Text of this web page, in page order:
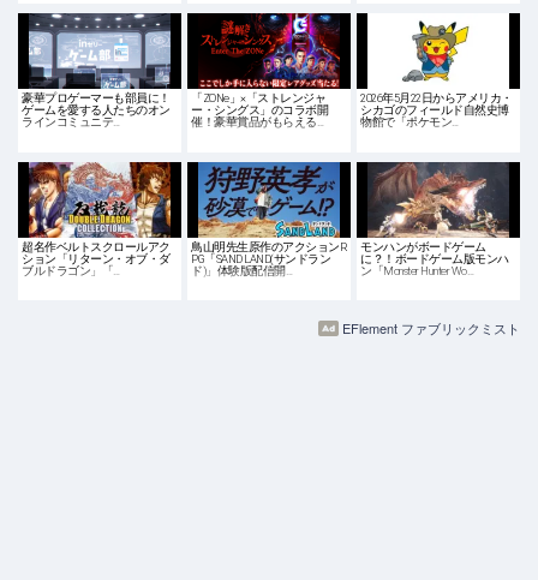
豪華プロゲーマーも部員に！
ゲームを愛する人たちのオン
ラインコミュニテ…
「ZONe」×「ストレンジャ
ー・シングス」のコラボ開
催！豪華賞品がもらえる…
2026年5月22日からアメリカ・
シカゴのフィールド自然史博
物館で「ポケモン…
超名作ベルトスクロールアク
ション「リターン・オブ・ダ
ブルドラゴン」「…
鳥山明先生原作のアクションR
PG「SAND LAND(サンドラン
ド)」体験版配信開…
モンハンがボードゲーム
に？！ボードゲーム版モンハ
ン「Monster Hunter Wo…
EFlement ファブリックミスト